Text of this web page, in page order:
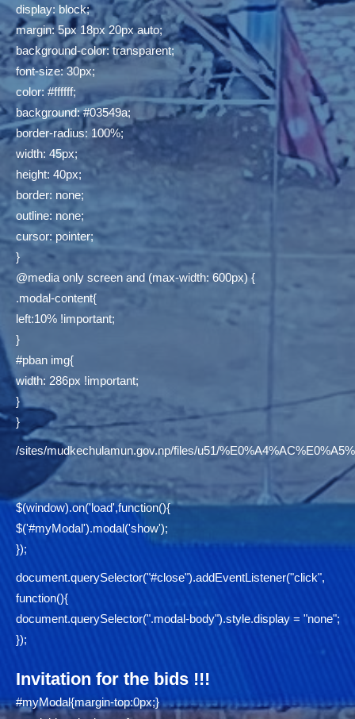
display: block;
margin: 5px 18px 20px auto;
background-color: transparent;
font-size: 30px;
color: #ffffff;
background: #03549a;
border-radius: 100%;
width: 45px;
height: 40px;
border: none;
outline: none;
cursor: pointer;
}
@media only screen and (max-width: 600px) {
.modal-content{
left:10% !important;
}
#pban img{
width: 286px !important;
}
}
/sites/mudkechulamun.gov.np/files/u51/
$(window).on('load',function(){
$('#myModal').modal('show');
});
document.querySelector("#close").addEventListener("click",
function(){
document.querySelector(".modal-body").style.display = "none";
});
Invitation for the bids !!!
#myModal{margin-top:0px;}